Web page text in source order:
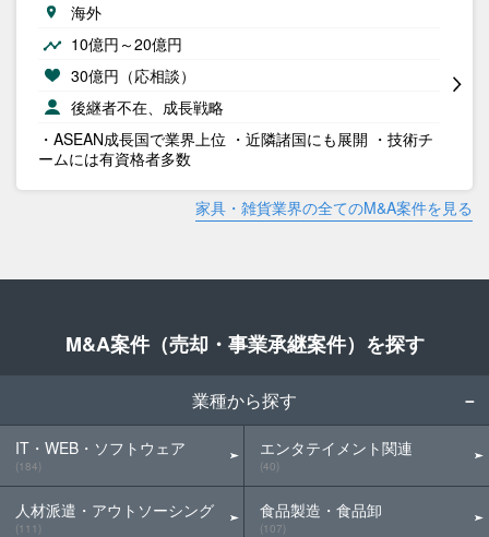
海外
10億円～20億円
30億円（応相談）
後継者不在、成長戦略
・ASEAN成長国で業界上位 ・近隣諸国にも展開 ・技術チ
ームには有資格者多数
家具・雑貨業界の全てのM&A案件を見る
M&A案件（売却・事業承継案件）を探す
業種から探す
IT・WEB・ソフトウェア
(184)
人材派遣・アウトソーシング
(111)
エンタテイメント関連
(40)
食品製造・食品卸
(107)